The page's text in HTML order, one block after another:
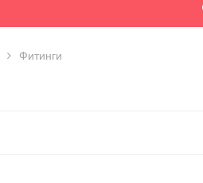
Фитинги